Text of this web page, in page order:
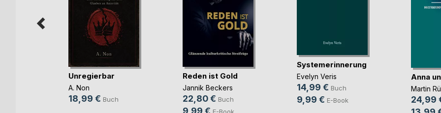
Unregierbar
A. Non
18,99 € Buch
Reden ist Gold
Jannik Beckers
22,80 € Buch
9,99 €
Systemerinnerung
Evelyn Veris
14,99 € Buch
9,99 € E-Book
Anna
Martin
24,99